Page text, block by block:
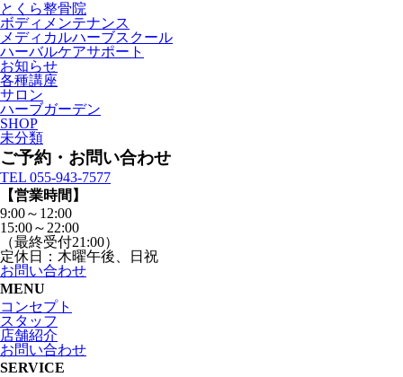
とくら整骨院
ボディメンテナンス
メディカルハーブスクール
ハーバルケアサポート
お知らせ
各種講座
サロン
ハーブガーデン
SHOP
未分類
ご予約・お問い合わせ
TEL 055-943-7577
【営業時間】
9:00～12:00
15:00～22:00
（最終受付21:00）
定休日：木曜午後、日祝
お問い合わせ
MENU
コンセプト
スタッフ
店舗紹介
お問い合わせ
SERVICE